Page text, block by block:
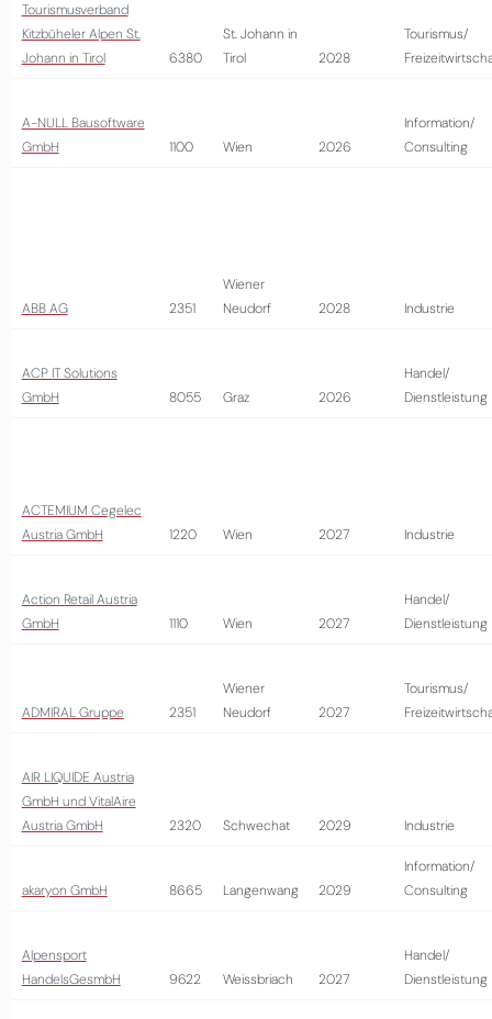
Tourismusverband
Kitzbüheler Alpen St.
Johann in Tirol
6380
St. Johann in
Tirol
2028
Tourismus/
A-NULL Bausoftware
GmbH
1100 Wien 2026
Information/
Consulting
ABB AG 2351
Wiener
Neudorf
2028 Industrie
ACP IT Solutions
GmbH
8055 Graz 2026
Handel/
Dienstleistung
ACTEMIUM Cegelec
Austria GmbH
1220 Wien 2027 Industrie
Action Retail Austria
GmbH
1110 Wien 2027
Handel/
Dienstleistung
ADMIRAL Gruppe 2351
Wiener
Neudorf
2027
Tourismus/
AIR LIQUIDE Austria
GmbH und VitalAire
Austria GmbH
2320 Schwechat 2029 Industrie
akaryon GmbH 8665 Langenwang 2029
Information/
Consulting
Alpensport
HandelsGesmbH
9622 Weissbriach 2027
Handel/
Dienstleistung